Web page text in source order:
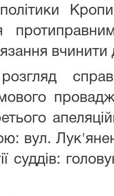
вчинити
розгляд
вул.
суддів: